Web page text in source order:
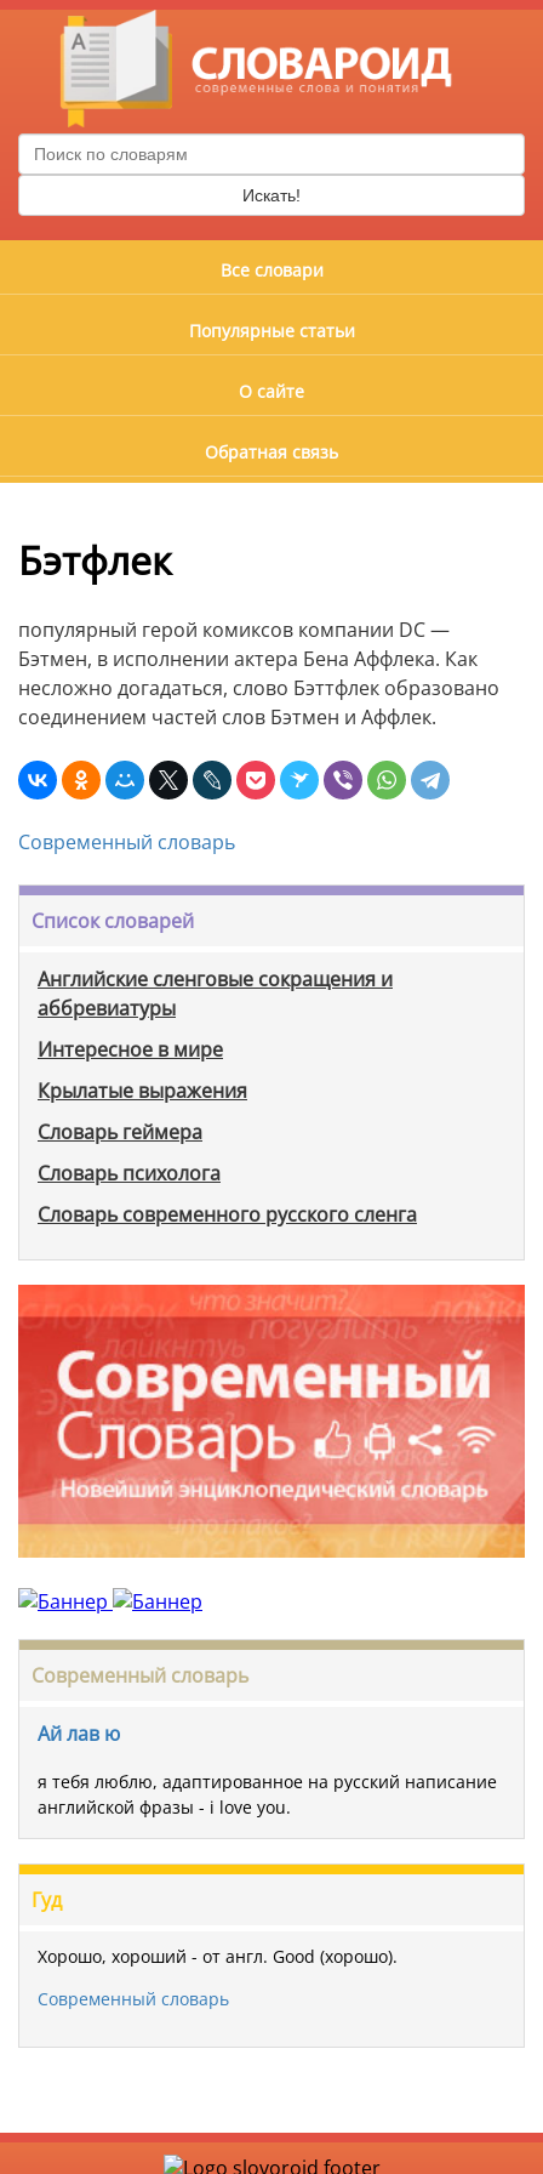
Искать!
Все словари
Популярные статьи
О сайте
Обратная связь
Бэтфлек
популярный герой комиксов компании DC —
Бэтмен, в исполнении актера Бена Аффлека. Как
несложно догадаться, слово Бэттфлек образовано
соединением частей слов Бэтмен и Аффлек.
Современный словарь
Список словарей
Английские сленговые сокращения и
аббревиатуры
Интересное в мире
Крылатые выражения
Словарь геймера
Словарь психолога
Словарь современного русского сленга
Современный словарь
Ай лав ю
я тебя люблю, адаптированное на русский написание
английской фразы - i love you.
Гуд
Хорошо, хороший - от англ. Good (хорошо).
Современный словарь